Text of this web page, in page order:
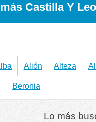
Castilla Y
Alión Alteza
Beronia
Lo más